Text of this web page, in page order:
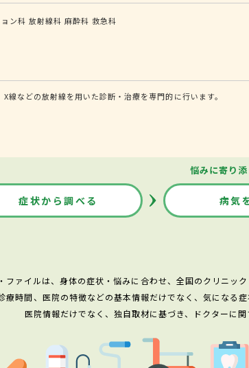
ン科 放射線科 麻酔科 救急科
線などの放射線を用いた診断・治療を専門的に行います。
悩みに寄り
症状から調べる 病気
ファイルは、身体の症状・悩みに合わせ、全国のクリニッ
療時間、医院の特徴などの基本情報だけでなく、気になる
医院情報だけでなく、独自取材に基づき、ドクターに